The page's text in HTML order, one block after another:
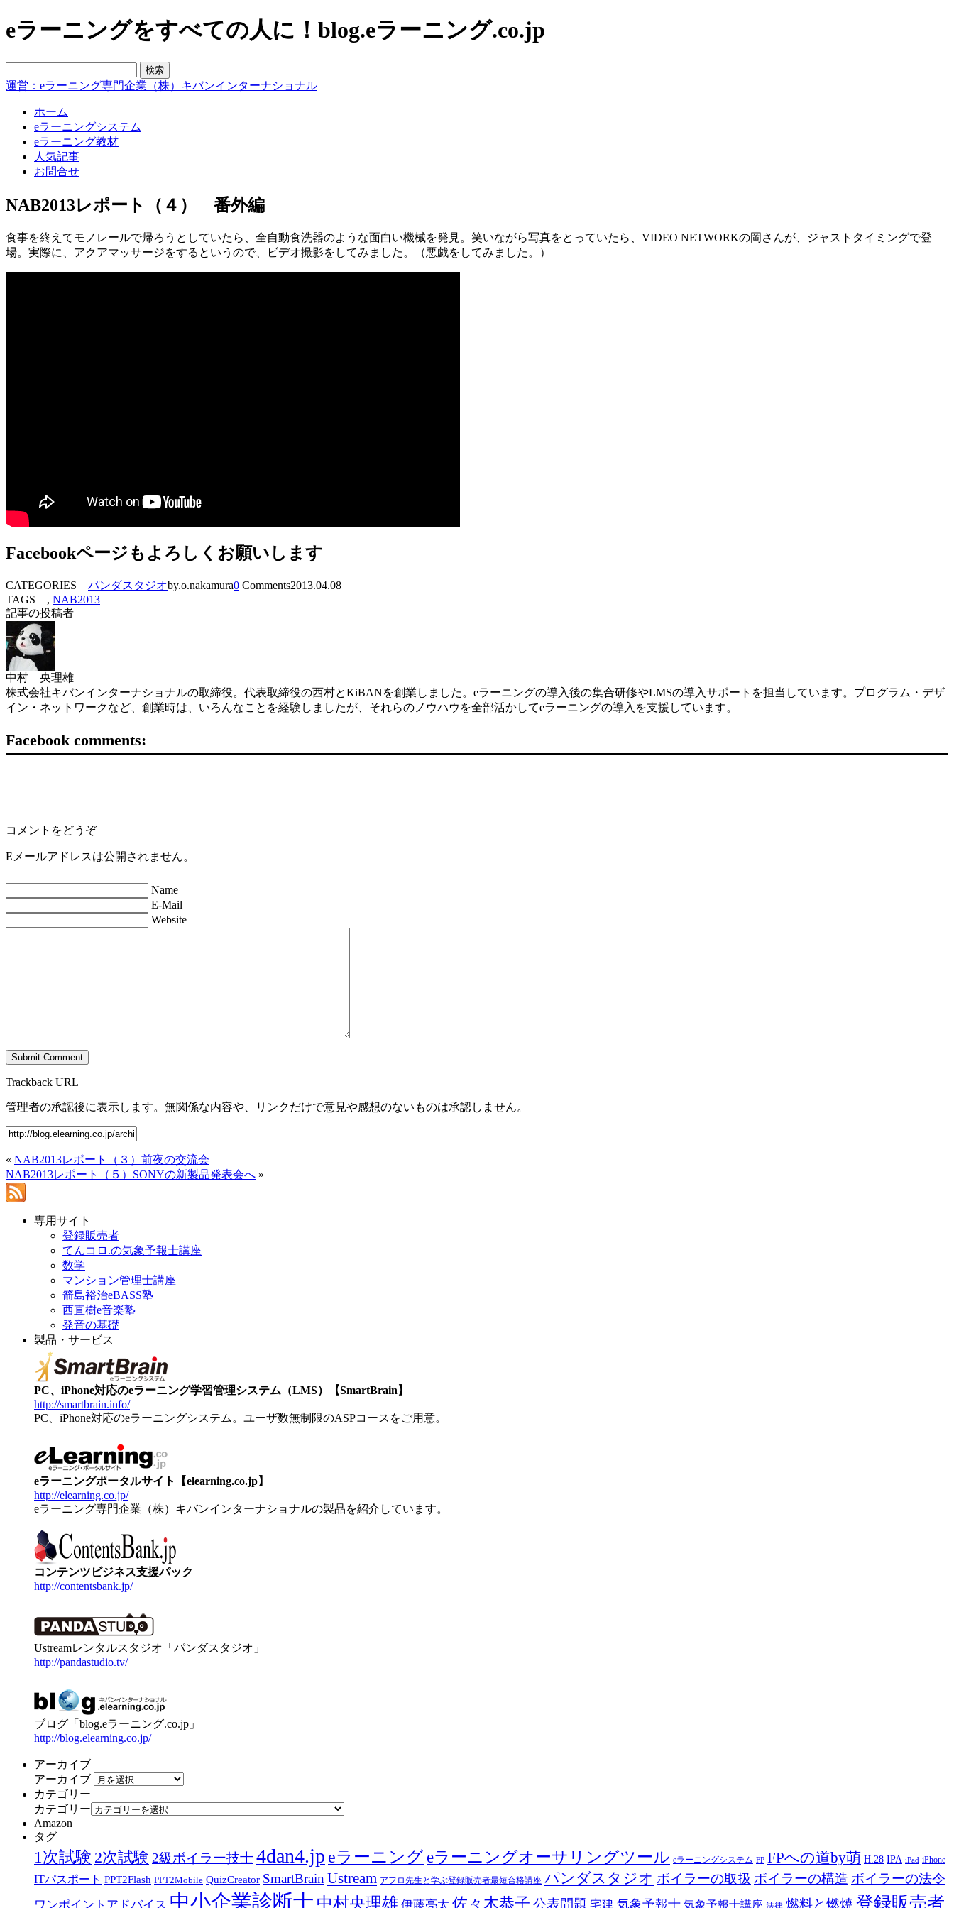
eラーニングをすべての人に！blog.eラーニング.co.jp
運営：eラーニング専門企業（株）キバンインターナショナル
ホーム
eラーニングシステム
eラーニング教材
人気記事
お問合せ
NAB2013レポート（４） 番外編
食事を終えてモノレールで帰ろうとしていたら、全自動食洗器のような面白い機械を発見­。笑いながら写真をとっていたら、VIDEO NETWORKの岡さんが、ジャストタイミングで登
場。実際に、アクアマッサージをす­るというので、ビデオ撮影をしてみました。（悪戯をしてみました。）
Facebookページもよろしくお願いします
CATEGORIES パンダスタジオby.o.nakamura0 Comments2013.04.08
TAGS , NAB2013
記事の投稿者
中村 央理雄
株式会社キバンインターナショナルの取締役。代表取締役の西村とKiBANを創業しました。eラーニングの導入後の集合研修やLMSの導入サポートを担当しています。プログラム・デザ
イン・ネットワークなど、創業時は、いろんなことを経験しましたが、それらのノウハウを全部活かしてeラーニングの導入を支援しています。
Facebook comments:
コメントをどうぞ
Eメールアドレスは公開されません。
Name
E-Mail
Website
Trackback URL
管理者の承認後に表示します。無関係な内容や、リンクだけで意見や感想のないものは承認しません。
« NAB2013レポート（３）前夜の交流会
NAB2013レポート（５）SONYの新製品発表会へ »
専用サイト
登録販売者
てんコロ.の気象予報士講座
数学
マンション管理士講座
箭島裕治eBASS塾
西直樹e音楽塾
発音の基礎
製品・サービス
PC、iPhone対応のeラーニング学習管理システム（LMS）【SmartBrain】
http://smartbrain.info/
PC、iPhone対応のeラーニングシステム。ユーザ数無制限のASPコースをご用意。
eラーニングポータルサイト【elearning.co.jp】
http://elearning.co.jp/
eラーニング専門企業（株）キバンインターナショナルの製品を紹介しています。
コンテンツビジネス支援パック
http://contentsbank.jp/
Ustreamレンタルスタジオ「パンダスタジオ」
http://pandastudio.tv/
ブログ「blog.eラーニング.co.jp」
http://blog.elearning.co.jp/
アーカイブ
アーカイブ
カテゴリー
カテゴリー
Amazon
タグ
1次試験 2次試験 2級ボイラー技士4dan4.jp eラーニング eラーニングオーサリングツール eラーニングシステム FP FPへの道by萌 H.28 IPA iPad iPhone
ITパスポート PPT2Flash PPT2Mobile QuizCreator SmartBrain Ustream アフロ先生と学ぶ登録販売者最短合格講座 パンダスタジオ ボイラーの取扱 ボイラーの構造 ボイラーの法令
ワンポイントアドバイス 中小企業診断士 中村央理雄 伊藤亮太 佐々木恭子 公表問題 宅建 気象予報士 気象予報士講座 法律 燃料と燃焼 登録販売者